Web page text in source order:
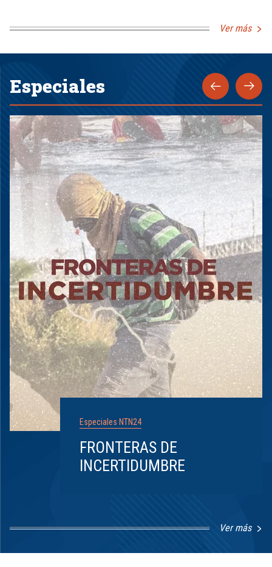
Ver más
Especiales
Especiales NTN24
FRONTERAS DE
INCERTIDUMBRE
Ver más
1